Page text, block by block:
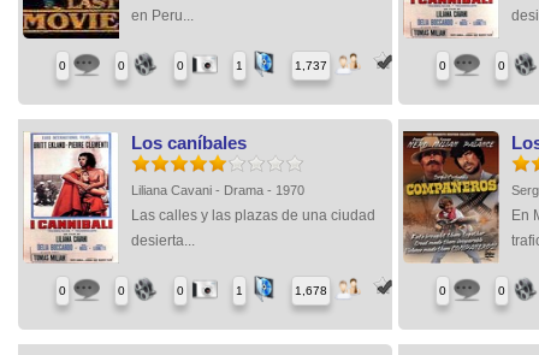
en Peru...
0 0 0 1 1,737 0 0
Los caníbales
Liliana Cavani - Drama - 1970
Las calles y las plazas de una ciudad
desierta...
0 0 0 1 1,678
En
0 0